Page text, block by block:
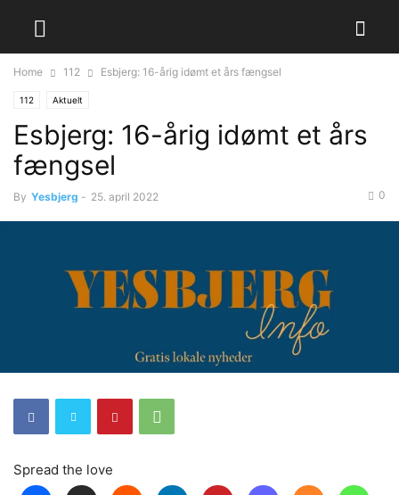
Home 112 Esbjerg: 16-årig idømt et års fængsel
112 Aktuelt
Esbjerg: 16-årig idømt et års
fængsel
By Yesbjerg - 25. april 2022 0
Spread the love